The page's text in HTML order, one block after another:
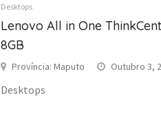
Desktops
Lenovo All in One
8GB
Província: Maputo Outubro 3,
Desktops